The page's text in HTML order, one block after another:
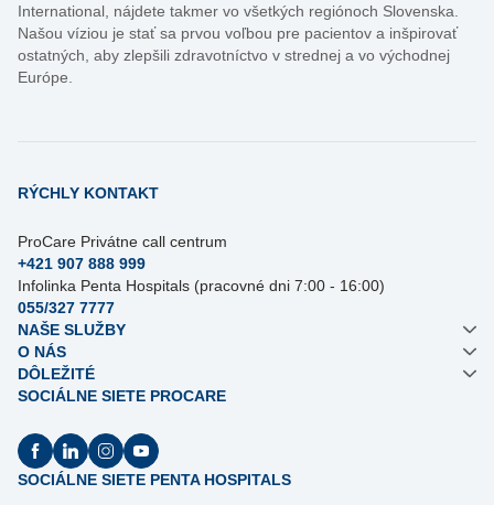
International, nájdete takmer vo všetkých regiónoch Slovenska.
Našou víziou je stať sa prvou voľbou pre pacientov a inšpirovať
ostatných, aby zlepšili zdravotníctvo v strednej a vo východnej
Európe.
RÝCHLY KONTAKT
ProCare Privátne call centrum
+421 907 888 999
Infolinka Penta Hospitals (pracovné dni 7:00 - 16:00)
055/327 7777
NAŠE SLUŽBY
O NÁS
DÔLEŽITÉ
SOCIÁLNE SIETE PROCARE
SOCIÁLNE SIETE PENTA HOSPITALS